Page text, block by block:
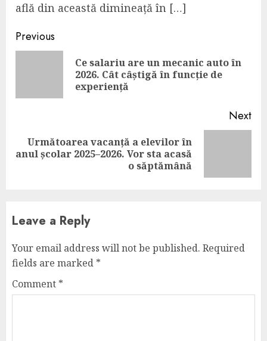
află din această dimineață în […]
Continue
Reading
Previous
Ce salariu are un mecanic auto în
2026. Cât câștigă în funcție de
experiență
Next
Next
Următoarea vacanță a elevilor în
anul școlar 2025–2026. Vor sta acasă
o săptămână
Leave a Reply
Your email address will not be published. Required
fields are marked *
Comment *